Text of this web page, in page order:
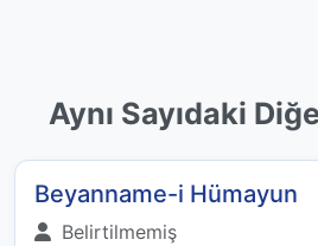
Aynı Sayıdaki
Beyanname-i Hümayun
Belirtilmemiş